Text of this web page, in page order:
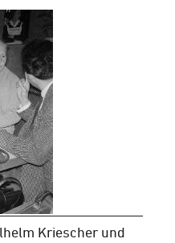
Kriescher und